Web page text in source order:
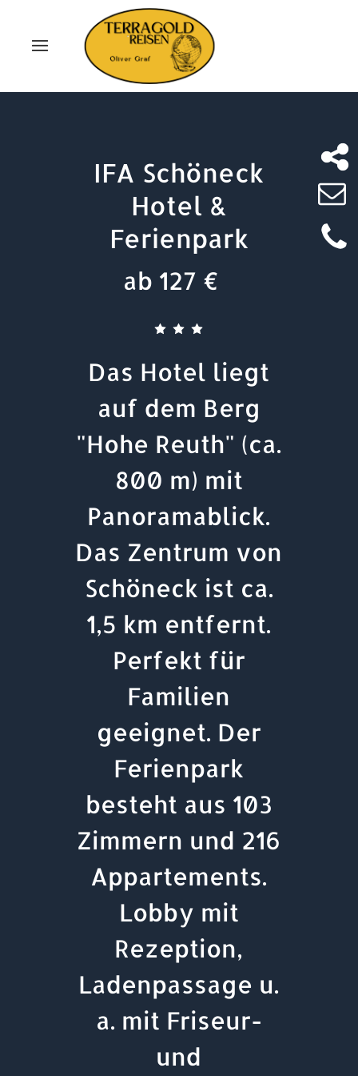
IFA Schöneck
Hotel &
Ferienpark
ab 127 €
Das Hotel liegt
auf dem Berg
"Hohe Reuth" (ca.
800 m) mit
Panoramablick.
Das Zentrum von
Schöneck ist ca.
1,5 km entfernt.
Perfekt für
Familien
geeignet. Der
Ferienpark
besteht aus 103
Zimmern und 216
Appartements.
Lobby mit
Rezeption,
Ladenpassage u.
a. mit Friseur-
und